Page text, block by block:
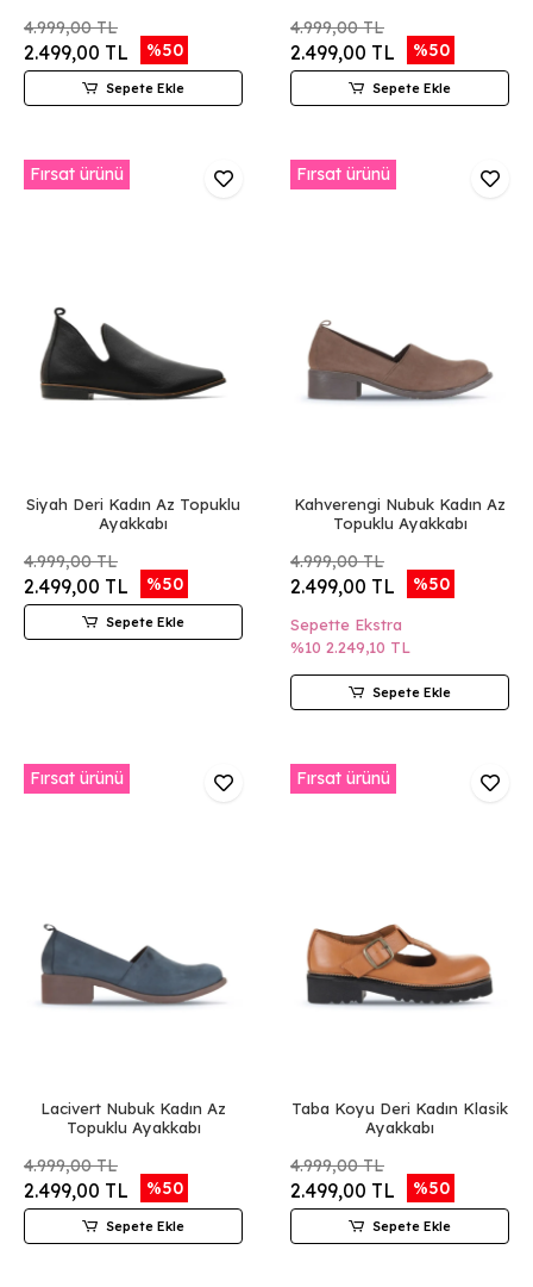
4.999,00 TL
2.499,00 TL %50
Sepete Ekle
4.999,00 TL
2.499,00 TL %50
Sepete Ekle
Fırsat ürünü
Siyah Deri Kadın Az Topuklu
Ayakkabı
4.999,00 TL
2.499,00 TL %50
Sepete Ekle
Fırsat ürünü
Kahverengi Nubuk Kadın Az
Topuklu Ayakkabı
4.999,00 TL
2.499,00 TL %50
Sepette Ekstra
%10 2.249,10 TL
Sepete Ekle
Fırsat ürünü
Lacivert Nubuk Kadın Az
Topuklu Ayakkabı
4.999,00 TL
2.499,00 TL %50
Sepete Ekle
Fırsat ürünü
Taba Koyu Deri Kadın Klasik
Ayakkabı
4.999,00 TL
2.499,00 TL %50
Sepete Ekle